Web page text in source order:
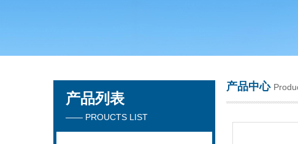
产品列表
—— PROUCTS LIST
产品中心